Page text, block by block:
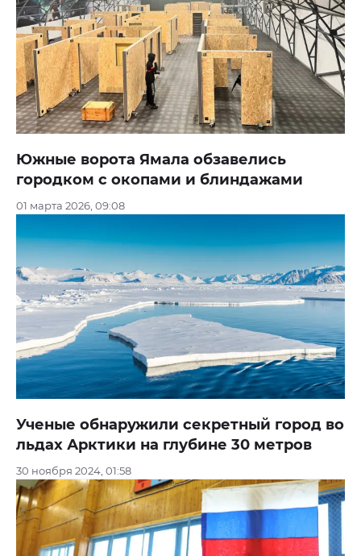
Южные ворота Ямала обзавелись
городком с окопами и блиндажами
01 марта 2026, 09:08
Ученые обнаружили секретный город во
льдах Арктики на глубине 30 метров
30 ноября 2024, 01:58